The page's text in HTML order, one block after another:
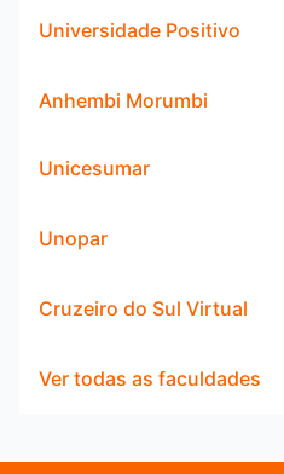
Universidade Positivo
Anhembi Morumbi
Unicesumar
Unopar
Cruzeiro do Sul Virtual
Ver todas as faculdades